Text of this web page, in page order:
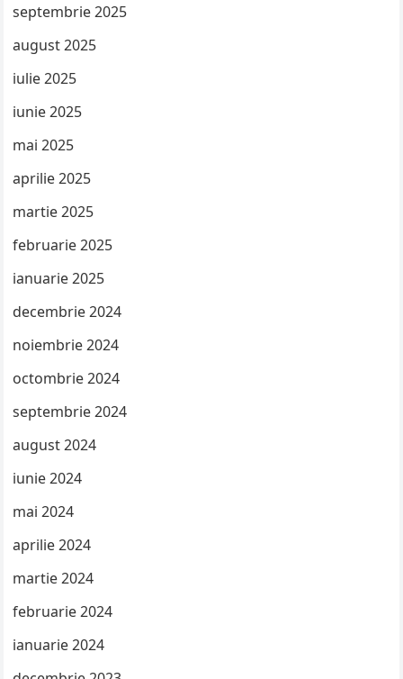
septembrie 2025
august 2025
iulie 2025
iunie 2025
mai 2025
aprilie 2025
martie 2025
februarie 2025
ianuarie 2025
decembrie 2024
noiembrie 2024
octombrie 2024
septembrie 2024
august 2024
iunie 2024
mai 2024
aprilie 2024
martie 2024
februarie 2024
ianuarie 2024